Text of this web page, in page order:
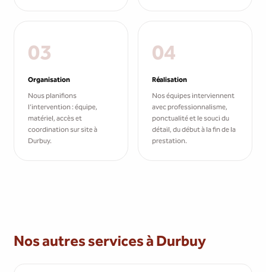
03
Organisation
Nous planifions
l'intervention : équipe,
matériel, accès et
coordination sur site à
Durbuy.
04
Réalisation
Nos équipes interviennent
avec professionnalisme,
ponctualité et le souci du
détail, du début à la fin de la
prestation.
Nos autres services à Durbuy